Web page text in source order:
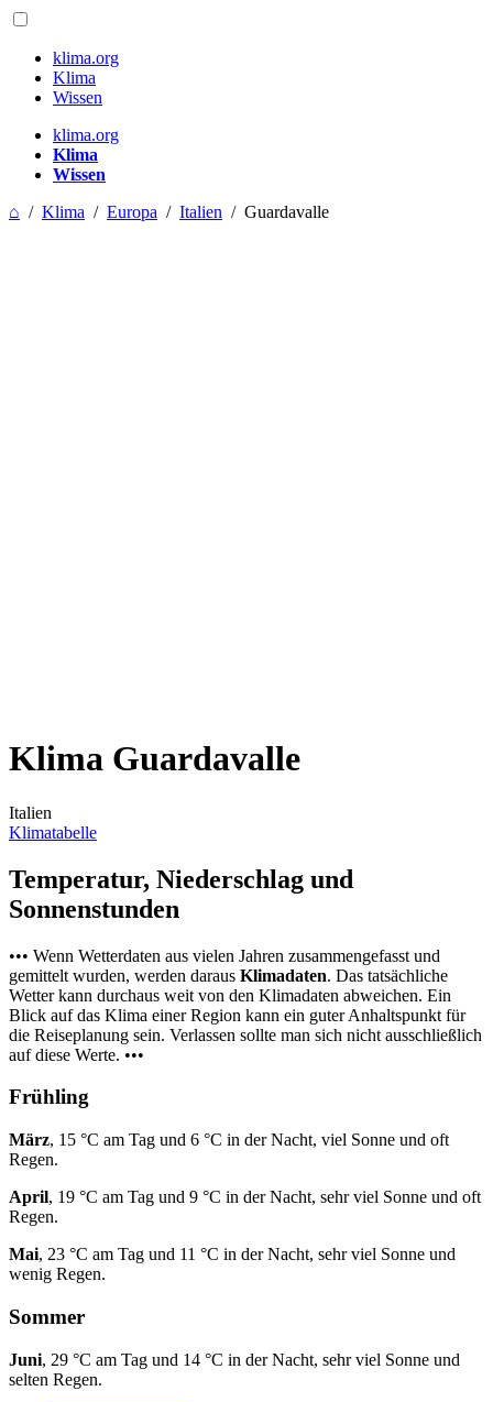
klima.org
Klima
Wissen
klima.org
Klima
Wissen
⌂ / Klima / Europa / Italien / Guardavalle
Klima Guardavalle
Italien
Klimatabelle
Temperatur, Niederschlag und
Sonnenstunden
••• Wenn Wetterdaten aus vielen Jahren zusammengefasst und
gemittelt wurden, werden daraus Klimadaten. Das tatsächliche
Wetter kann durchaus weit von den Klimadaten abweichen. Ein
Blick auf das Klima einer Region kann ein guter Anhaltspunkt für
die Reiseplanung sein. Verlassen sollte man sich nicht ausschließlich
auf diese Werte. •••
Frühling
März, 15 °C am Tag und 6 °C in der Nacht, viel Sonne und oft
Regen.
April, 19 °C am Tag und 9 °C in der Nacht, sehr viel Sonne und oft
Regen.
Mai, 23 °C am Tag und 11 °C in der Nacht, sehr viel Sonne und
wenig Regen.
Sommer
Juni, 29 °C am Tag und 14 °C in der Nacht, sehr viel Sonne und
selten Regen.